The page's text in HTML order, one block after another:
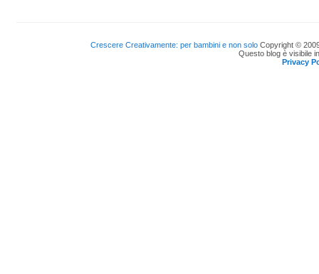
Crescere Creativamente: per bambini e non solo Copyright ©
Questo blog è visibile
Privacy